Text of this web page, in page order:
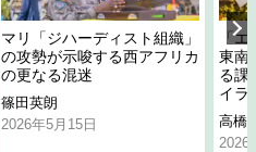
マリ「ジハーディスト組織」
の攻勢が示唆する西アフリカ
の更なる混迷
篠田英朗
2026年5月15日
「
東南
る課
イラ
高橋
2026